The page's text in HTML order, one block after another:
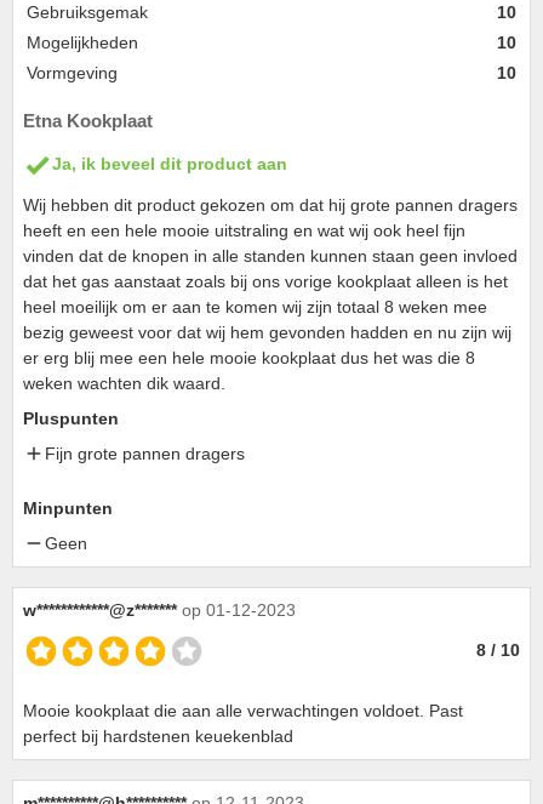
Gebruiksgemak
10
Mogelijkheden
10
Vormgeving
10
Etna Kookplaat
Ja, ik beveel dit product aan
Wij hebben dit product gekozen om dat hij grote pannen dragers
heeft en een hele mooie uitstraling en wat wij ook heel fijn
vinden dat de knopen in alle standen kunnen staan geen invloed
dat het gas aanstaat zoals bij ons vorige kookplaat alleen is het
heel moeilijk om er aan te komen wij zijn totaal 8 weken mee
bezig geweest voor dat wij hem gevonden hadden en nu zijn wij
er erg blij mee een hele mooie kookplaat dus het was die 8
weken wachten dik waard.
Pluspunten
Fijn grote pannen dragers
Minpunten
Geen
w************@z******* op 01-12-2023
8 / 10
Mooie kookplaat die aan alle verwachtingen voldoet. Past
perfect bij hardstenen keuekenblad